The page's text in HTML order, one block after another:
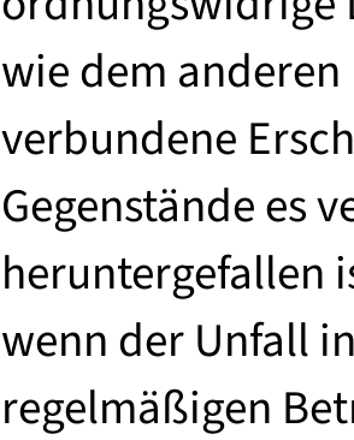
wie dem
verbundene
Gegenstände es
heruntergefallen
wenn der Unfall
regelmäßigen